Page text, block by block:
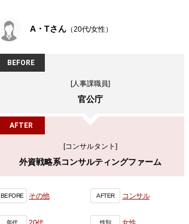
A・Tさん （20代/女性）
BEFORE
[人事課職員]
官公庁
AFTER
[コンサルタント]
外資戦略系コンサルティングファーム
BEFORE その他 AFTER コンサル
年代 性別